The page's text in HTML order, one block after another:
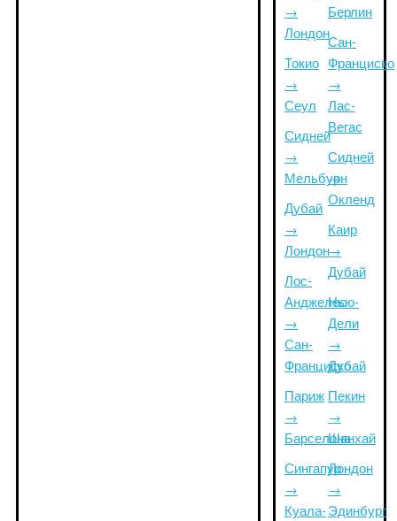
→
Лондон
Токио
→
Сеул
Сидней
→
Мельбурн
Дубай
→
Лондон
Лос-
Анджелес
→
Сан-
Франциско
Париж
→
Барселона
Сингапур
→
Куала-
Берлин
Сан-
Франциско
→
Лас-
Вегас
Сидней
→
Окленд
Каир
→
Дубай
Нью-
Дели
→
Дубай
Пекин
→
Шанхай
Лондон
→
Эдинбург